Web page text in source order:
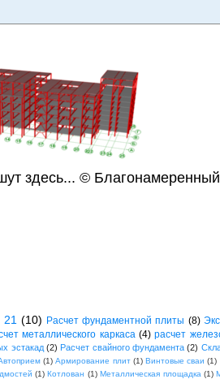
здесь... ©
21 (10) Расчет фундаментной плиты (8)
металлического каркаса (4) расчет
эстакад (2) Расчет свайного фундамента (2)
(1) Армирование плит (1) Винтовые сваи (1)
(1) Котлован (1) Металлическая площадка (1)